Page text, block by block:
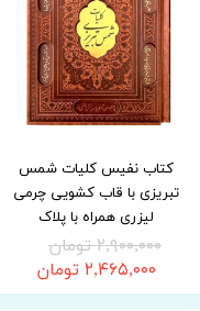
کتاب نفیس کلیات شمس
تبریزی با قاب کشویی چرمی
لیزری همراه با پلاک
۲,۹۰۰,۰۰۰ تومان
۲,۴۶۵,۰۰۰ تومان